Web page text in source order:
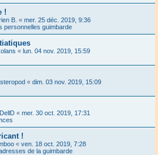
!
B. « mer. 25 déc. 2019, 9:36
personnelles guimbarde
« lun. 04 nov. 2019, 15:59
« dim. 03 nov. 2019, 15:09
« mer. 30 oct. 2019, 17:31
!
« ven. 18 oct. 2019, 7:28
de la guimbarde